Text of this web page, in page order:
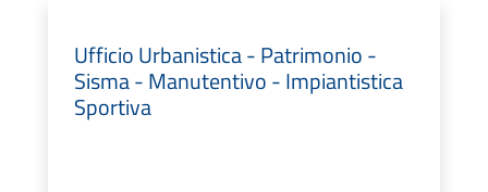
Ufficio Urbanistica - Patrimonio -
Sisma - Manutentivo - Impiantistica
Sportiva